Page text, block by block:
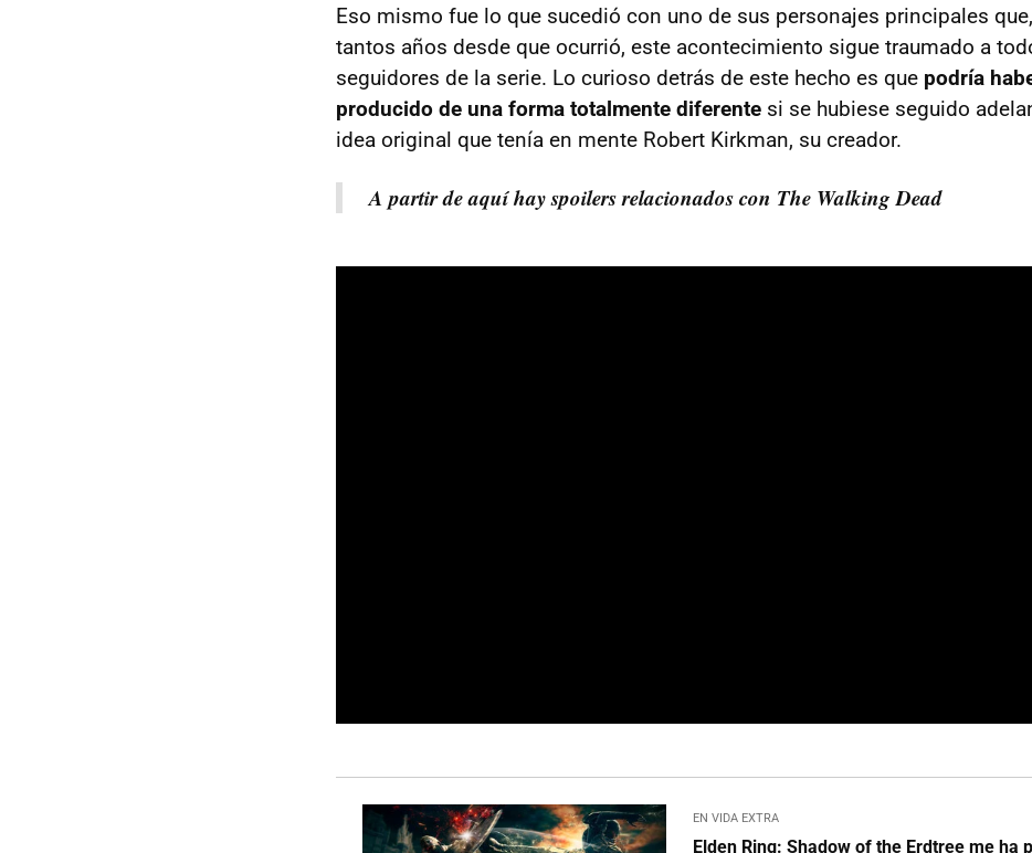
Eso mismo fue lo que sucedió con uno de sus personajes principales
tantos años desde que ocurrió, este acontecimiento sigue traumado a
seguidores de la serie. Lo curioso detrás de este hecho es que podría
producido de una forma totalmente diferente si se hubiese seguido
idea original que tenía en mente Robert Kirkman, su creador.
A partir de aquí hay spoilers relacionados con The Walking Dead
EN VIDA EXTRA
Elden Ring: Shadow of the Erdtree me ha